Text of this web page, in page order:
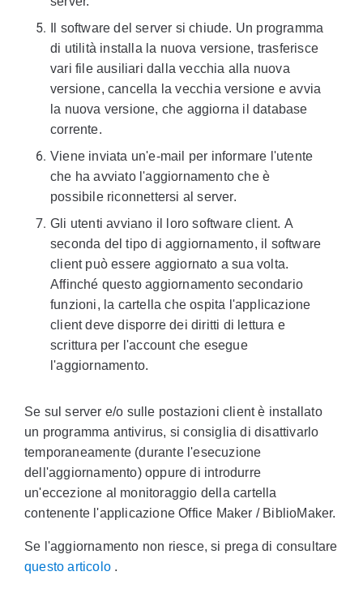
Il software del server si chiude. Un programma
di utilità installa la nuova versione, trasferisce
vari file ausiliari dalla vecchia alla nuova
versione, cancella la vecchia versione e avvia
la nuova versione, che aggiorna il database
corrente.
Viene inviata un'e-mail per informare l'utente
che ha avviato l'aggiornamento che è
possibile riconnettersi al server.
Gli utenti avviano il loro software client. A
seconda del tipo di aggiornamento, il software
client può essere aggiornato a sua volta.
Affinché questo aggiornamento secondario
funzioni, la cartella che ospita l'applicazione
client deve disporre dei diritti di lettura e
scrittura per l'account che esegue
l'aggiornamento.
Se sul server e/o sulle postazioni client è installato
un programma antivirus, si consiglia di disattivarlo
temporaneamente (durante l'esecuzione
dell'aggiornamento) oppure di introdurre
un'eccezione al monitoraggio della cartella
contenente l'applicazione Office Maker / BiblioMaker.
Se l'aggiornamento non riesce, si prega di consultare
questo articolo .